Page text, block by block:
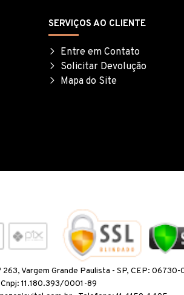
SERVIÇOS AO CLIENTE
Entre em Contato
Solicitar Devolução
Mapa do Site
263, Vargem Grande Paulista - SP, CEP:
Cnpj: 11.180.393/0001-89